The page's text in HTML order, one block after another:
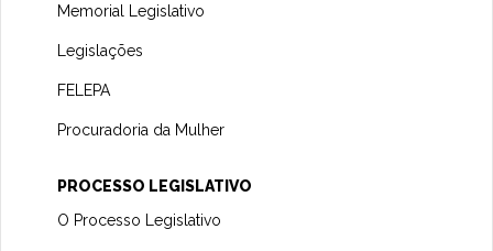
Memorial Legislativo
Legislações
FELEPA
Procuradoria da Mulher
PROCESSO LEGISLATIVO
O Processo Legislativo